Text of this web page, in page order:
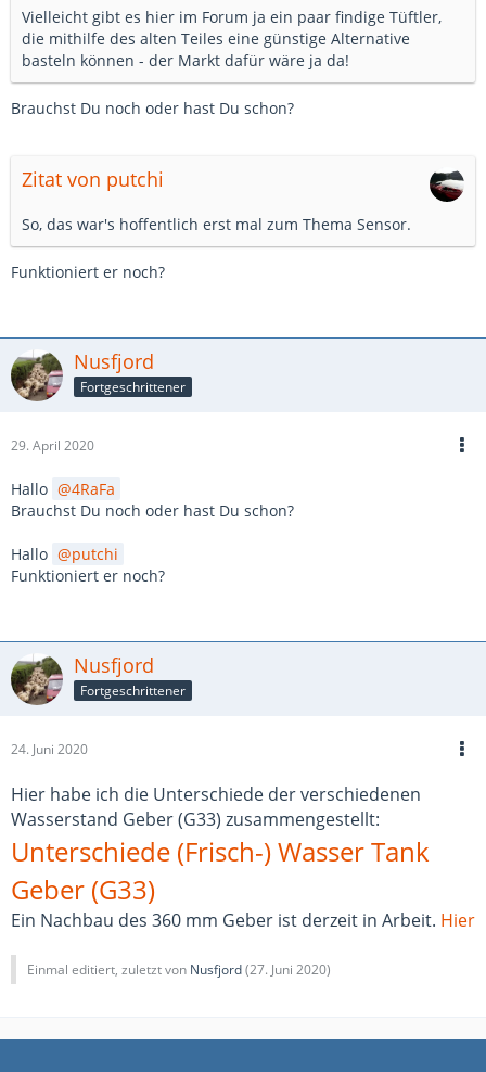
Vielleicht gibt es hier im Forum ja ein paar findige Tüftler,
die mithilfe des alten Teiles eine günstige Alternative
basteln können - der Markt dafür wäre ja da!
Brauchst Du noch oder hast Du schon?
Zitat von putchi
So, das war's hoffentlich erst mal zum Thema Sensor.
Funktioniert er noch?
Nusfjord
Fortgeschrittener
29. April 2020
Hallo
4RaFa
Brauchst Du noch oder hast Du schon?
Hallo
putchi
Funktioniert er noch?
Nusfjord
Fortgeschrittener
24. Juni 2020
Hier habe ich die Unterschiede der verschiedenen
Wasserstand Geber (G33) zusammengestellt:
Unterschiede (Frisch-) Wasser Tank
Geber (G33)
Ein Nachbau des 360 mm Geber ist derzeit in Arbeit. Hier
Einmal editiert, zuletzt von Nusfjord(27. Juni 2020)